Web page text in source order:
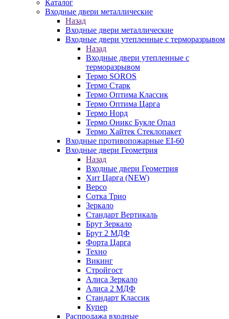
Каталог
Входные двери металлические
Назад
Входные двери металлические
Входные двери утепленные с терморазрывом
Назад
Входные двери утепленные с
терморазрывом
Термо SOROS
Термо Старк
Термо Оптима Классик
Термо Оптима Царга
Термо Норд
Термо Оникс Букле Опал
Термо Хайтек Стеклопакет
Входные противопожарные EI-60
Входные двери Геометрия
Назад
Входные двери Геометрия
Хит Царга (NEW)
Версо
Сотка Трио
Зеркало
Стандарт Вертикаль
Брут Зеркало
Брут 2 МДФ
Форта Царга
Техно
Викинг
Стройгост
Алиса Зеркало
Алиса 2 МДФ
Стандарт Классик
Купер
Распродажа входные